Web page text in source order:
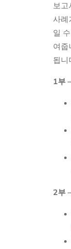
보고
사례
일
여줍
됩니
1부
2부